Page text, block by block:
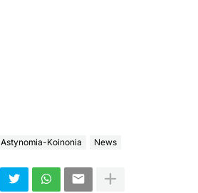
Astynomia-Koinonia News